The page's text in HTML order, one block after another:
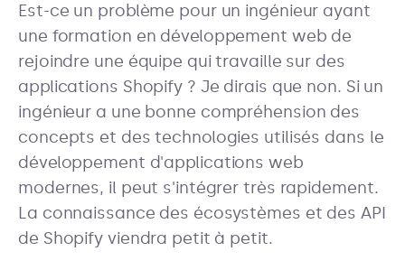
Est-ce un problème pour un ingénieur ayant
une formation en développement web de
rejoindre une équipe qui travaille sur des
applications Shopify ? Je dirais que non. Si un
ingénieur a une bonne compréhension des
concepts et des technologies utilisés dans le
développement d'applications web
modernes, il peut s'intégrer très rapidement.
La connaissance des écosystèmes et des API
de Shopify viendra petit à petit.